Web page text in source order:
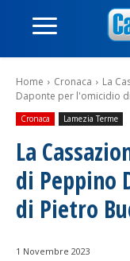
Home Cronaca
La
Daponte per l'omicidio
Cronaca Lamezia Terme
La
di Peppino
di Pietro
1 Novembre 2023